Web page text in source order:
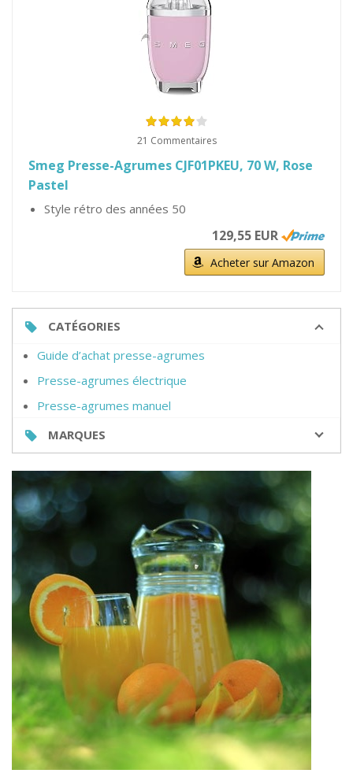
21 Commentaires
Smeg Presse-Agrumes CJF01PKEU, 70 W, Rose
Pastel
Style rétro des années 50
129,55 EUR
Acheter sur Amazon
CATÉGORIES
Guide d’achat presse-agrumes
Presse-agrumes électrique
Presse-agrumes manuel
MARQUES